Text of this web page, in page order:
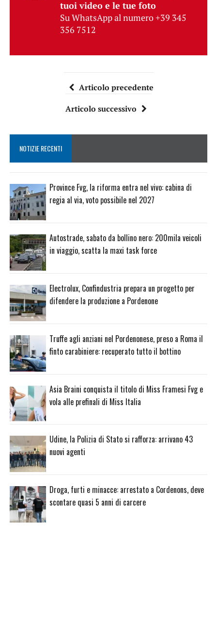
tuoi video e le tue foto
Su WhatsApp al numero +39 345
356 7512
Articolo precedente
Articolo successivo
NOTIZIE RECENTI
Province Fvg, la riforma entra nel vivo: cabina di
regia al via, voto possibile nel 2027
Autostrade, sabato da bollino nero: 200mila veicoli
in viaggio, scatta la maxi task force
Electrolux, Confindustria prepara un progetto per
difendere la produzione a Pordenone
Truffe agli anziani nel Pordenonese, preso a Roma il
finto carabiniere: recuperato tutto il bottino
Asia Braini conquista il titolo di Miss Framesi Fvg e
vola alle prefinali di Miss Italia
Udine, la Polizia di Stato si rafforza: arrivano 43
nuovi agenti
Droga, furti e minacce: arrestato a Cordenons, deve
scontare quasi 5 anni di carcere